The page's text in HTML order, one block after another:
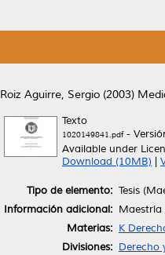
Roiz Aguirre, Sergio (2003)
Texto
1020149841.pdf-
Available under
Download (10MB)
Tipo de elemento: Tesis
Información adicional: Maestría
Materias: K
Divisiones: Derecho